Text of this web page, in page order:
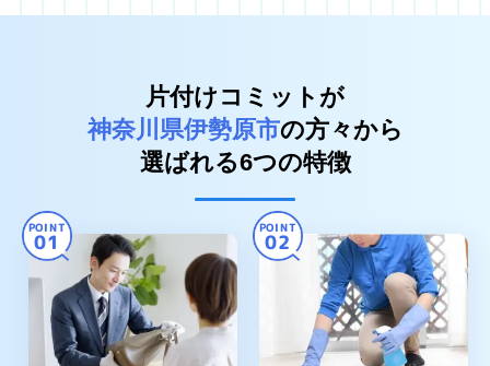
片付けコミットが
神奈川県伊勢原市の方々から
選ばれる6つの特徴
POINT
01
POINT
02